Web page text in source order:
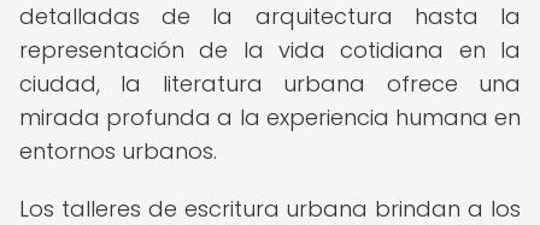
detalladas de la arquitectura hasta la
representación de la vida cotidiana en la
ciudad, la literatura urbana ofrece una
mirada profunda a la experiencia humana en
entornos urbanos.
Los talleres de escritura urbana brindan a los